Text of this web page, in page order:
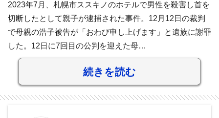
2023年7月、札幌市ススキノのホテルで男性を殺害し首を
切断したとして親子が逮捕された事件。12月12日の裁判
で母親の浩子被告が「おわび申し上げます」と遺族に謝罪
した。12日に7回目の公判を迎えた母…
続きを読む